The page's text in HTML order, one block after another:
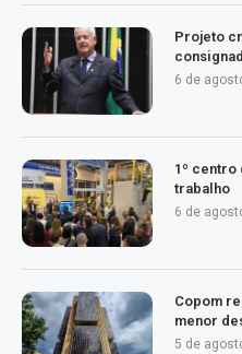
Projeto
6 de
1º centro
trabalho
6 de
Copom
menor
5 de